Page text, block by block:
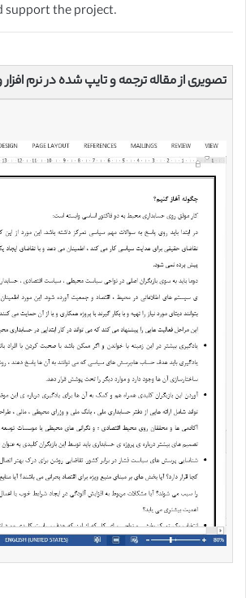
support the project.
تصویری از مقاله ترجمه و تایپ شده در نرم افزار